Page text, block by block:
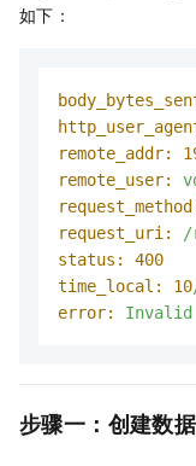
如下：
remote_addr:
remote_user:
request_uri:
/
status:
400
time_local:
10
error:
Invalid
步骤一：创建数